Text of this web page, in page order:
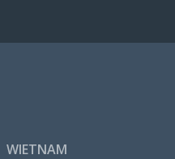
WIETNAM